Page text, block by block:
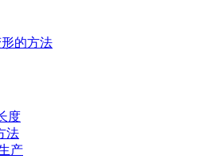
的方法
度
法
产